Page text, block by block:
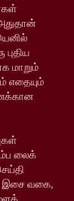
மாறும்
எதையும்
லைக்
இசை வகை,